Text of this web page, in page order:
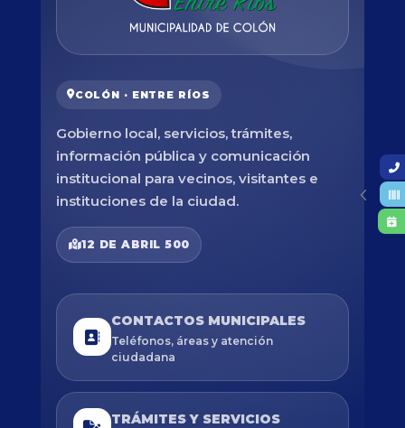
COLÓN · ENTRE RÍOS
Gobierno local, servicios, trámites,
información pública y comunicación
institucional para vecinos, visitantes e
instituciones de la ciudad.
12 DE ABRIL 500
CONTACTOS MUNICIPALES
Teléfonos, áreas y atención
ciudadana
TRÁMITES Y SERVICIOS